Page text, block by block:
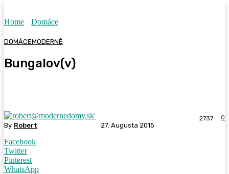
Home Domáce
DOMÁCEMODERNÉ
Bungalov(v)
By Robert 27. Augusta 2015
0
2737
Facebook
Twitter
Pinterest
WhatsApp